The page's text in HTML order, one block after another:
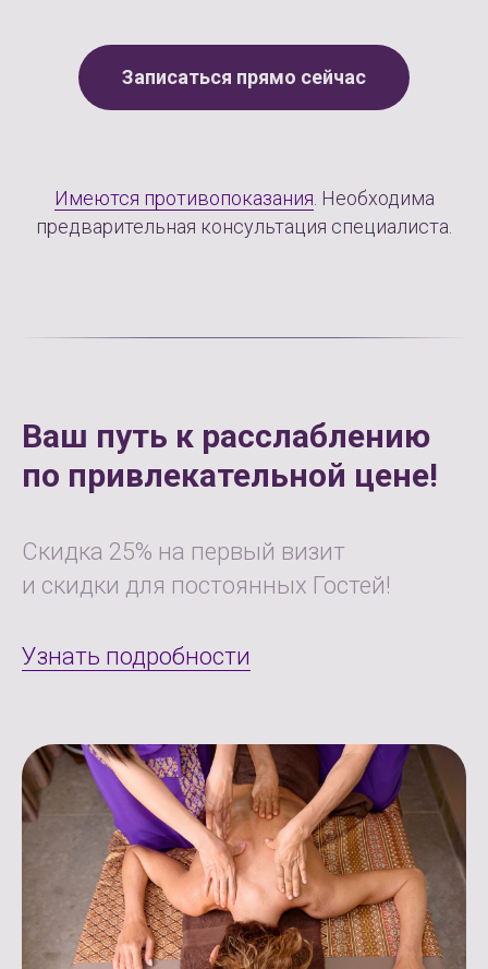
Записаться прямо сейчас
Имеются противопоказания . Необходима
предварительная консультация специалиста.
Ваш путь к расслаблению
по привлекательной цене!
Скидка 25% на первый визит
и скидки для постоянных Гостей!
Узнать подробности